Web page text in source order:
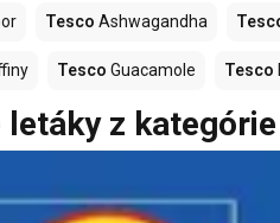
Tesco Ashwagandha
Tesco Guacamole Tesco
letáky z kategórie